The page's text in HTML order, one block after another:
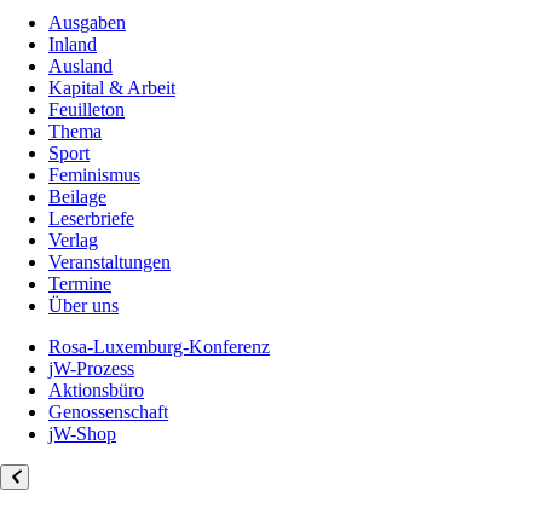
Ausgaben
Inland
Ausland
Kapital & Arbeit
Feuilleton
Thema
Sport
Feminismus
Beilage
Leserbriefe
Verlag
Veranstaltungen
Termine
Über uns
Rosa-Luxemburg-Konferenz
jW-Prozess
Aktionsbüro
Genossenschaft
jW-Shop